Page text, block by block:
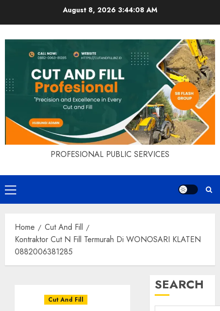
August 8, 2026 3:44:09 AM
PROFESIONAL PUBLIC SERVICES
Primary
Menu
Home
Cut And Fill
Kontraktor Cut N Fill Termurah Di WONOSARI KLATEN
0882006381285
Cut And Fill
SEARCH